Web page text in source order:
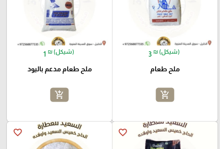
3 ₪ (شيكل)
ملح طعام
add_shopping_cart
1 ₪ (شيكل)
ملح طعام مدعم باليود
add_shopping_cart
favorite_border
favorite_border